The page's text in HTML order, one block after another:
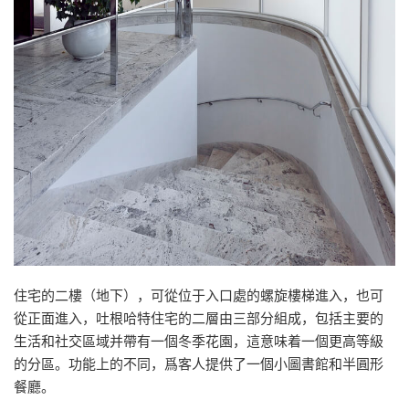
住宅的二樓（地下），可從位于入口處的螺旋樓梯進入，也可
從正面進入，吐根哈特住宅的二層由三部分組成，包括主要的
生活和社交區域并帶有一個冬季花園，這意味着一個更高等級
的分區。功能上的不同，爲客人提供了一個小圖書館和半圓形
餐廳。